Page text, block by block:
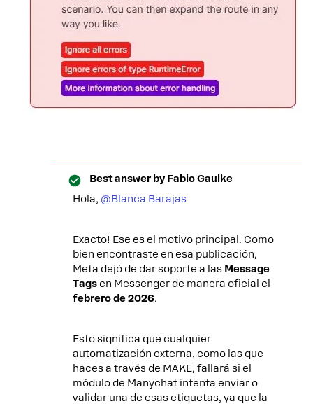
Best answer by Fabio Gaulke
Hola, ​ @Blanca Barajas
Exacto! Ese es el motivo principal. Como
bien encontraste en esa publicación,
Meta dejó de dar soporte a las Message
Tagsen Messenger de manera oficial el
febrero de 2026.
Esto significa que cualquier
automatización externa, como las que
haces a través de MAKE, fallará si el
módulo de Manychat intenta enviar o
validar una de esas etiquetas, ya que la